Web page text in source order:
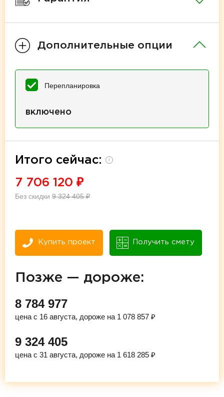
Дополнительные опции
Перепланировка
включено
Итого сейчас: i
7 706 120 ₽
Без скидки 9 324 405₽
Купить проект Получить смету
Позже — дороже:
8 784 977
цена с 16 августа, дороже на 1 078 857 ₽
9 324 405
цена с 31 августа, дороже на 1 618 285 ₽